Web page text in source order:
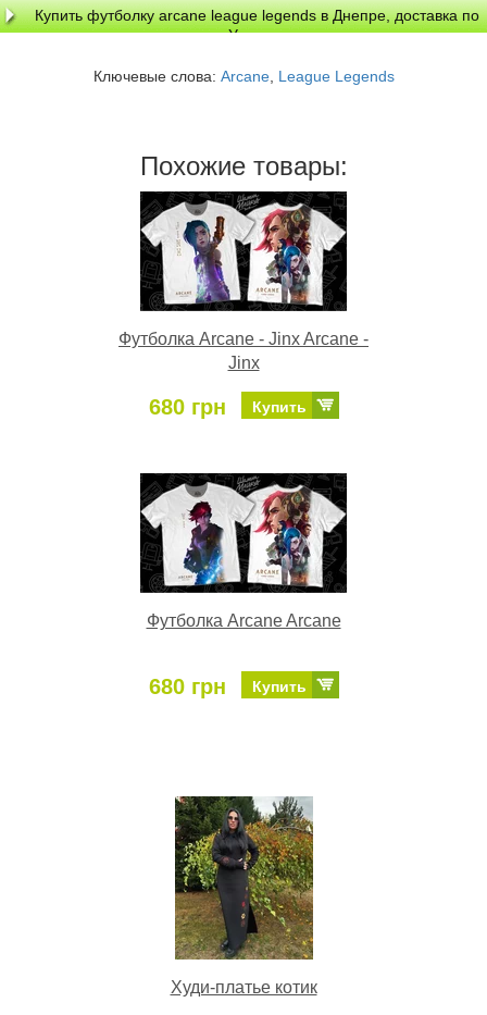
Купить футболку arcane league legends в Днепре, доставка по
Украине
Ключевые слова: Arcane, League Legends
Похожие товары:
Футболка Arcane - Jinx Arcane -
Jinx
680 грн Купить
Футболка Arcane Arcane
680 грн Купить
Худи-платье котик